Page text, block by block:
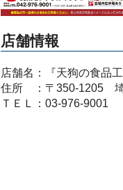
店舗情報
店舗名：『天狗の食品工
住所 ：〒350-1205
ＴＥＬ：03-976-9001